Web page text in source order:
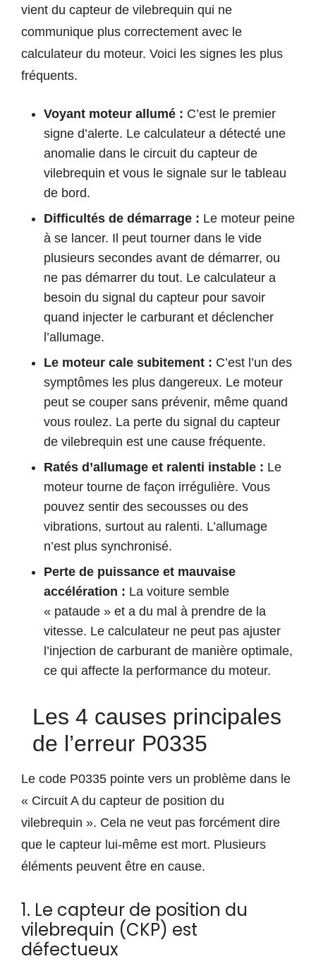
vient du capteur de vilebrequin qui ne
communique plus correctement avec le
calculateur du moteur. Voici les signes les plus
fréquents.
Voyant moteur allumé : C’est le premier
signe d’alerte. Le calculateur a détecté une
anomalie dans le circuit du capteur de
vilebrequin et vous le signale sur le tableau
de bord.
Difficultés de démarrage : Le moteur peine
à se lancer. Il peut tourner dans le vide
plusieurs secondes avant de démarrer, ou
ne pas démarrer du tout. Le calculateur a
besoin du signal du capteur pour savoir
quand injecter le carburant et déclencher
l’allumage.
Le moteur cale subitement : C’est l’un des
symptômes les plus dangereux. Le moteur
peut se couper sans prévenir, même quand
vous roulez. La perte du signal du capteur
de vilebrequin est une cause fréquente.
Ratés d’allumage et ralenti instable : Le
moteur tourne de façon irrégulière. Vous
pouvez sentir des secousses ou des
vibrations, surtout au ralenti. L’allumage
n’est plus synchronisé.
Perte de puissance et mauvaise
accélération : La voiture semble
« pataude » et a du mal à prendre de la
vitesse. Le calculateur ne peut pas ajuster
l’injection de carburant de manière optimale,
ce qui affecte la performance du moteur.
Les 4 causes principales
de l’erreur P0335
Le code P0335 pointe vers un problème dans le
« Circuit A du capteur de position du
vilebrequin ». Cela ne veut pas forcément dire
que le capteur lui-même est mort. Plusieurs
éléments peuvent être en cause.
1. Le capteur de position du
vilebrequin (CKP) est
défectueux